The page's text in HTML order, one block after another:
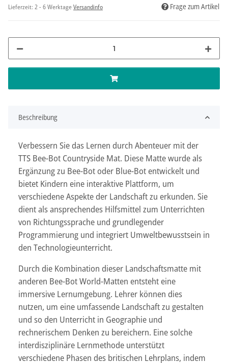
Lieferzeit: 2 - 6 WerktageVersandinfo Frage zum Artikel
Beschreibung
Verbessern Sie das Lernen durch Abenteuer mit der
TTS Bee-Bot Countryside Mat. Diese Matte wurde als
Ergänzung zu Bee-Bot oder Blue-Bot entwickelt und
bietet Kindern eine interaktive Plattform, um
verschiedene Aspekte der Landschaft zu erkunden. Sie
dient als ansprechendes Hilfsmittel zum Unterrichten
von Richtungssprache und grundlegender
Programmierung und integriert Umweltbewusstsein in
den Technologieunterricht.
Durch die Kombination dieser Landschaftsmatte mit
anderen Bee-Bot World-Matten entsteht eine
immersive Lernumgebung. Lehrer können dies
nutzen, um eine umfassende Landschaft zu gestalten
und so den Unterricht in Geographie und
rechnerischem Denken zu bereichern. Eine solche
interdisziplinäre Lernmethode unterstützt
verschiedene Phasen des britischen Lehrplans, indem